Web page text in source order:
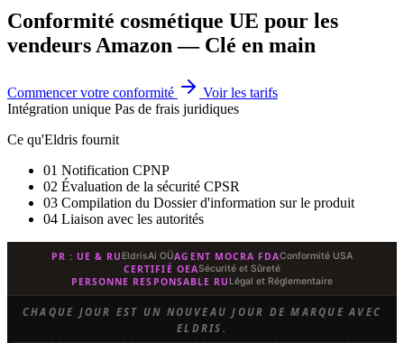
Conformité cosmétique UE pour les
vendeurs Amazon — Clé en main
Conformité cosmétique UE complète — production de Rapport sur
Commencer votre conformité
Voir les tarifs
Intégration unique Pas de frais juridiques
Ce qu'Eldris fournit
01 Notification CPNP
02 Évaluation de la sécurité CPSR
03 Compilation du Dossier d'information sur le produit
04 Liaison avec les autorités
Eldris fournit une conformité cosmétique européenne complète
PR : UE & RU EldrisAi OÜAGENT MOCRA FDAConformité USA
CERTIFIÉ OEASécurité et Sûreté
PERSONNE RESPONSABLE RU Légal et Réglementaire
CHAQUE JOUR EST UN NOUVEAU JOUR DE MARQUE AVEC
ELDRIS.